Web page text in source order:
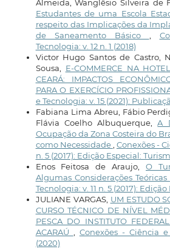
Almeida, Wanglêsio Silveira de
Estudantes de uma Escola
respeito das Implicações da
de Saneamento Básico ,
Tecnologia: v. 12 n. 1 (2018)
Victor Hugo Santos de Castro,
Sousa, E-COMMERCE NA
CEARÁ: IMPACTOS
PARA O EXERCÍCIO
e Tecnologia: v. 15 (2021):
Fabiana Lima Abreu, Fábio
Flávia Coelho Albuquerque,A
Ocupação da Zona Costeira do
como Necessidade, Conexões -
n. 5 (2017): Edição Especial:
Enos Feitosa de Araujo, O
Algumas Considerações Teóricas
Tecnologia: v. 11 n. 5 (2017):
JULIANE VARGAS, UM ESTUDO
CURSO TÉCNICO DE NÍVEL
PESCA DO INSTITUTO
ACARAÚ , Conexões - Ciência
(2020)